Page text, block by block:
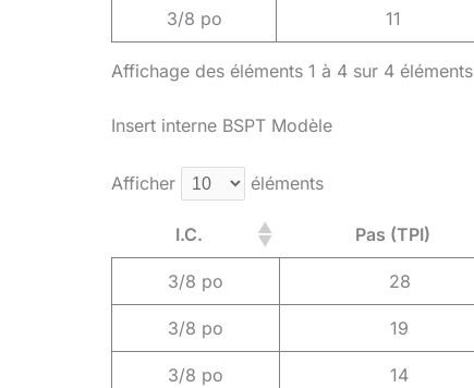
3/8 po 11
Affichage des éléments 1 à 4 sur 4 éléments
Insert interne BSPT Modèle
Afficher éléments
I.C. Pas (TPI)
3/8 po 28
3/8 po 19
3/8 po 14